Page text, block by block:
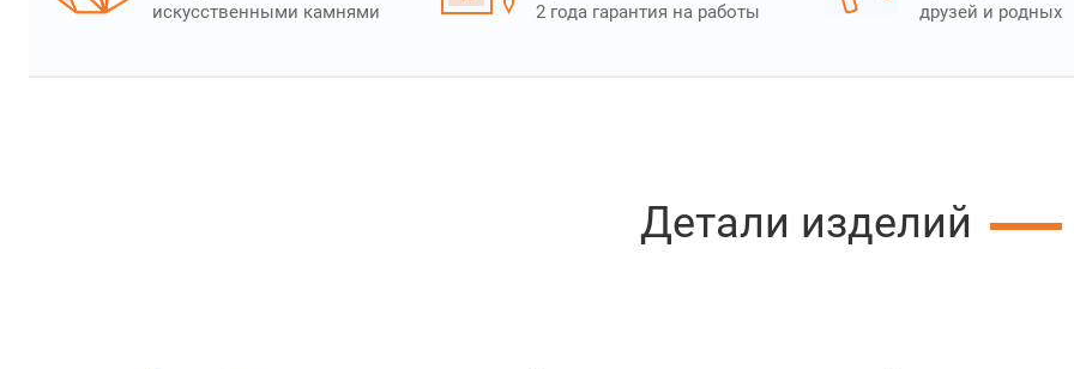
искусственными камнями
2 года гарантия на работы
друзей и родных
Детали изделий